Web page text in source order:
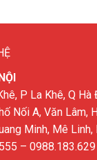
P La Khê, Q
Nối A, Văn Lâm,
Minh, Mê Linh,
– 0988.183.629